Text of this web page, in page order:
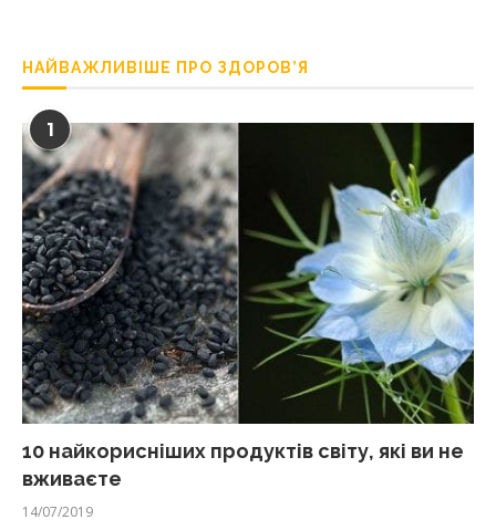
НАЙВАЖЛИВІШЕ ПРО ЗДОРОВ’Я
1
10 найкорисніших продуктів світу, які ви не
вживаєте
14/07/2019